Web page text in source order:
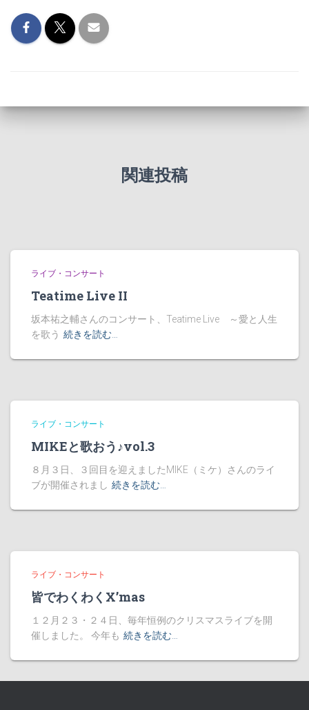
関連投稿
ライブ・コンサート
Teatime Live II
坂本祐之輔さんのコンサート、Teatime Live ～愛と人生
を歌う 続きを読む…
ライブ・コンサート
MIKEと歌おう♪vol.3
８月３日、３回目を迎えましたMIKE（ミケ）さんのライ
ブが開催されまし 続きを読む…
ライブ・コンサート
皆でわくわくX’mas
１２月２３・２４日、毎年恒例のクリスマスライブを開
催しました。 今年も 続きを読む…